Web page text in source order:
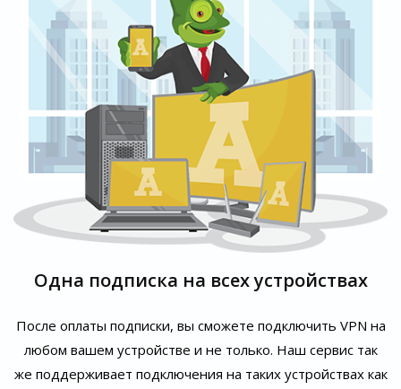
Одна подписка на всех устройствах
После оплаты подписки, вы сможете подключить VPN на
любом вашем устройстве и не только. Наш сервис так
же поддерживает подключения на таких устройствах как